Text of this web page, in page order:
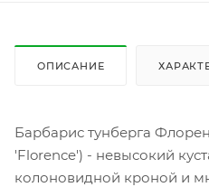
ОПИСАНИЕ
Барбарис тунберга
'Florence') - невысокий
колоновидной кроной и